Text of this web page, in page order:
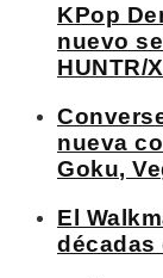
KPop
nuevo
HUNTR/X
nueva
Goku,
El
décadas